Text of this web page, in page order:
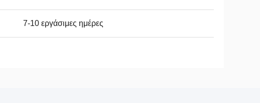
7-10 εργάσιμες ημέρες